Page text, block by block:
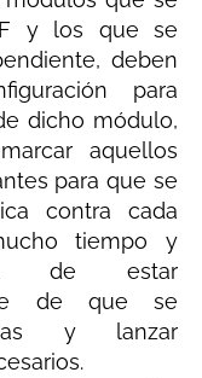
y los que se
deben
para
dicho módulo,
aquellos
para que se
contra cada
tiempo y
de estar
de que se
y lanzar